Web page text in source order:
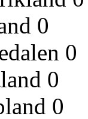
0
0
0
0